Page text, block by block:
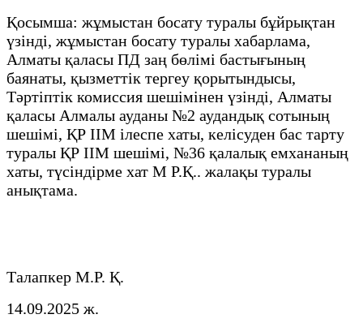
Қосымша: жұмыстан босату туралы бұйрықтан
үзінді, жұмыстан босату туралы хабарлама,
Алматы қаласы ПД заң бөлімі бастығының
баянаты, қызметтік тергеу қорытындысы,
Тәртіптік комиссия шешімінен үзінді, Алматы
қаласы Алмалы ауданы №2 аудандық сотының
шешімі, ҚР ІІМ ілеспе хаты, келісуден бас тарту
туралы ҚР ІІМ шешімі, №36 қалалық емхананың
хаты, түсіндірме хат М Р.Қ.. жалақы туралы
анықтама.
Талапкер М.Р. Қ.
14.09.2025 ж.